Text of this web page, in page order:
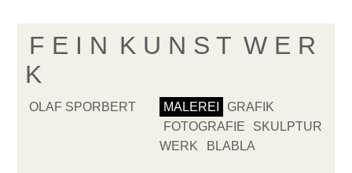
F E I N K U N S T W E R
K
OLAF SPORBERT MALEREI
GRAFIK
FOTOGRAFIE
SKULPTUR
WERK
BLABLA